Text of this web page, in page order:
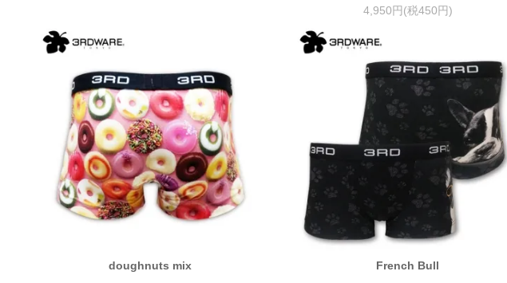
4,950円(税450円)
doughnuts mix French Bull